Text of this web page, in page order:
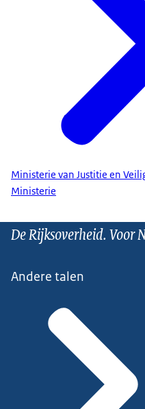
Ministerie van Justitie en
Ministerie
De Rijksoverheid. Voor
Andere talen